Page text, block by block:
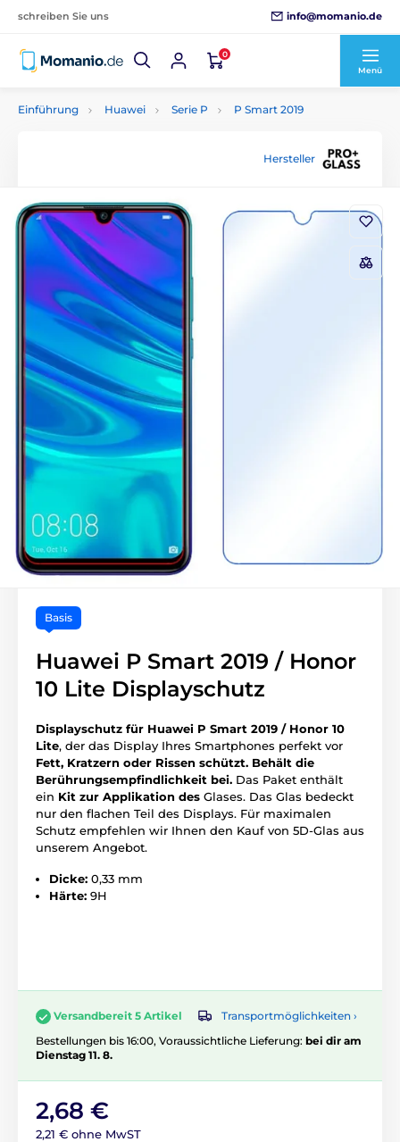
schreiben Sie uns info@momanio.de
0
Menü
Einführung Huawei Serie P P Smart 2019
Hersteller
Basis
Huawei P Smart 2019 / Honor
10 Lite Displayschutz
Displayschutz für Huawei P Smart 2019 / Honor 10
Lite, der das Display Ihres Smartphones perfekt vor
Fett, Kratzern oder Rissen schützt. Behält die
Berührungsempfindlichkeit bei. Das Paket enthält
ein Kit zur Applikation des Glases. Das Glas bedeckt
nur den flachen Teil des Displays. Für maximalen
Schutz empfehlen wir Ihnen den Kauf von 5D-Glas aus
unserem Angebot.
Dicke: 0,33 mm
Härte: 9H
Versandbereit 5 Artikel
Transportmöglichkeiten ›
Bestellungen bis 16:00, Voraussichtliche Lieferung: bei dir am
Dienstag 11. 8.
2,68 €
2,21 € ohne MwST